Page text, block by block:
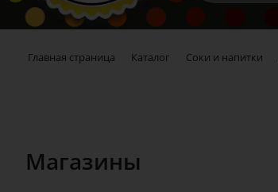
Главная страница Каталог Соки и напитки
Магазины